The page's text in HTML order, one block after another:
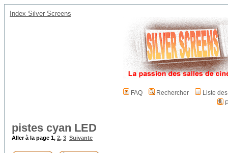
Index Silver Screens
FAQ Rechercher
Liste
pistes cyan LED
Aller à la page 1, 2, 3 Suivante